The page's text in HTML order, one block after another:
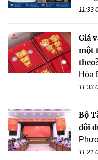
11:33
Giá
một
Hòa
11:33
Bộ
dôi
11:21